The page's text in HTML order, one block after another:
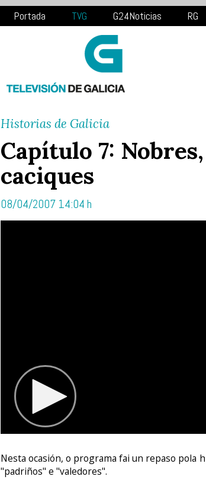
Portada TVG G24Noticias RG
Historias de Galicia
Capítulo 7:
caciques
08/04/2007 14:04 h
Nesta ocasión, o programa fai un repaso pola
"padriños" e "valedores".